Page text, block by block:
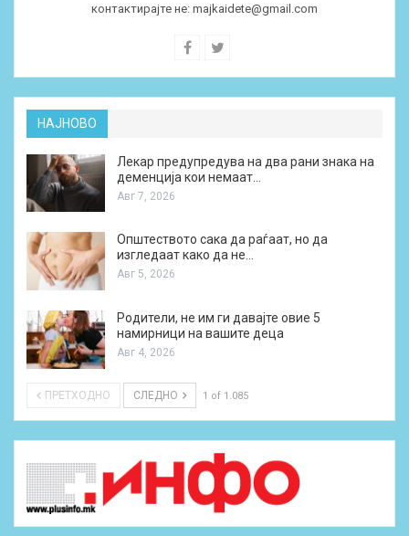
контактирајте не: majkaidete@gmail.com
НАЈНОВО
Лекар предупредува на два рани знака на
деменција кои немаат…
Авг 7, 2026
Општеството сака да раѓаат, но да
изгледаат како да не…
Авг 5, 2026
Родители, не им ги давајте овие 5
намирници на вашите деца
Авг 4, 2026
ПРЕТХОДНО СЛЕДНО 1 of 1.085